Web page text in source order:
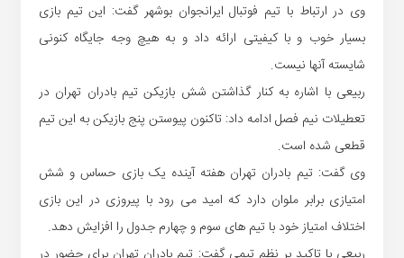
وی در ارتباط با تیم فوتبال ایرانجوان بوشهر گفت: این تیم بازی
بسیار خوب و با کیفیتی ارائه داد و به هیچ وجه جایگاه کنونی
شایسته آنها نیست.
ربیعی با اشاره به کنار گذاشتن شش بازیکن تیم بادران تهران در
تعطیلات نیم فصل ادامه داد: تاکنون پیوستن پنج بازیکن به این تیم
قطعی شده است.
وی گفت: تیم بادران تهران هفته آینده یک بازی حساس و شش
امتیازی برابر ملوان دارد که امید می رود با پیروزی در این بازی
اختلاف امتیاز خود با تیم های سوم و چهارم جدول را افزایش دهد.